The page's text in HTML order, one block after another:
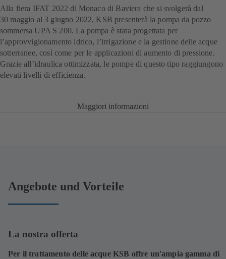
Alla fiera IFAT 2022 di Monaco di Baviera che si svolgerà dal
30 maggio al 3 giugno 2022, KSB presenterà la pompa da pozzo
sommersa UPA S 200. La pompa è stata progettata per
l’approvvigionamento idrico, l’irrigazione e la gestione delle acque
sotterranee, così come per le applicazioni di aumento di pressione.
Grazie all’idraulica ottimizzata, le pompe di questo tipo raggiungono
elevati livelli di efficienza.
Maggiori informazioni
Angebote und Vorteile
La nostra offerta
Per il trattamento delle acque KSB offre un'ampia gamma di